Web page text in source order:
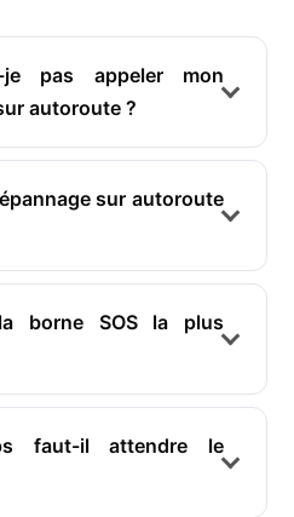
pas appeler mon
autoroute ?
sur autoroute
borne SOS la plus
faut-il attendre le